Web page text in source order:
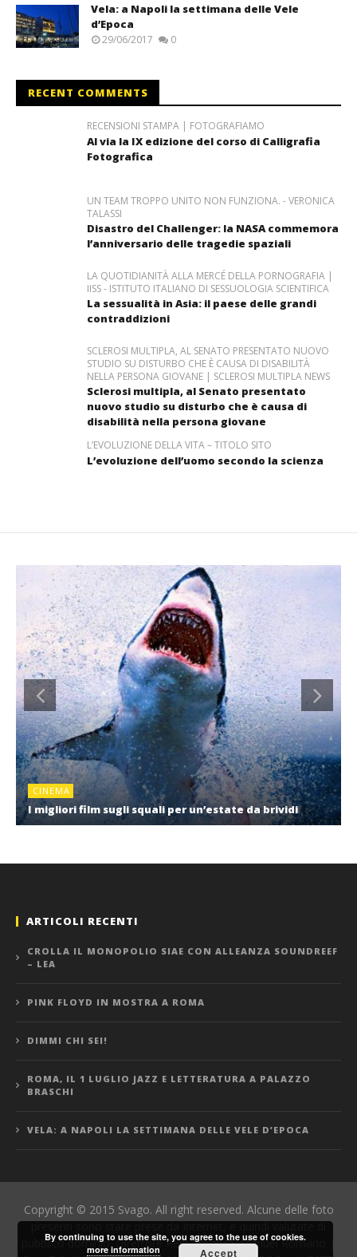
Vela: a Napoli la settimana delle Vele
d’Epoca
29/06/2017 0
RECENT COMMENTS
RECENSIONI STAMPA | FOTOGRAFIAMO
Al via la IX edizione del corso di Calligrafia
Fotografica
UN TEAM TROPPO UNITO NON FUNZIONA. - VERONICA
TALASSI
Disastro del Challenger: la NASA commemora
l’anniversario delle tragedie spaziali
LA QUOTIDIANITÀ ALLA MERCÉ DELLA PORNOGRAFIA |
IISS - ISTITUTO ITALIANO DI SESSUOLOGIA SCIENTIFICA
La sessualità in Asia: il paese delle grandi
contraddizioni
SCLEROSI MULTIPLA, AL SENATO PRESENTATO NUOVO
STUDIO SU DISTURBO CHE È CAUSA DI DISABILITÀ
NELLA PERSONA GIOVANE | SCLEROSI MULTIPLA NEWS
Sclerosi multipla, al Senato presentato
nuovo studio su disturbo che è causa di
disabilità nella persona giovane
L’EVOLUZIONE DELLA VITA – TITOLO SITO
L’evoluzione dell’uomo secondo la scienza
CINEMA
I migliori film sugli squali per un’estate da brividi
ARTICOLI RECENTI
CROLLA IL MONOPOLIO SIAE CON ALLEANZA SOUNDREEF
– LEA
PINK FLOYD IN MOSTRA A ROMA
DIMMI CHI SEI!
ROMA, IL 1 LUGLIO JAZZ E LETTERATURA A PALAZZO
BRASCHI
VELA: A NAPOLI LA SETTIMANA DELLE VELE D’EPOCA
Copyright © 2015 Svago. All right reserved. Alcune delle foto
presenti sono state prese da Internet, e quindi valutate di
pubblico dominio. Direttore Responsabile: Manuel Romano |
By continuing to use the site, you agree to the use of cookies.
more information
Accept